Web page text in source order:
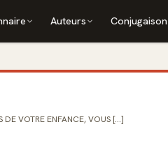
Auteurs Conjugaison
DE VOTRE ENFANCE, VOUS [...]